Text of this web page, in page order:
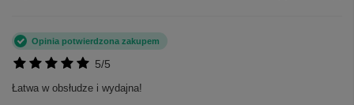
5/5
Opinia potwierdzona zakupem
Łatwa w obsłudze i wydajna!